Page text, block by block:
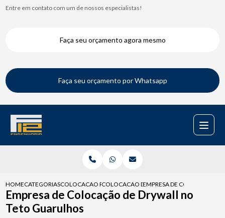
Entre em contato com um de nossos especialistas!
Faça seu orçamento agora mesmo
Faça seu orçamento por Whatsapp
HOMECATEGORIASCOLOCACAO PARA DRYWALLCOLOCACAO DE DRYWALL NA PAREDE
EMPRESA DE COLOCACAO
Empresa de Colocação de Drywall no
Teto Guarulhos